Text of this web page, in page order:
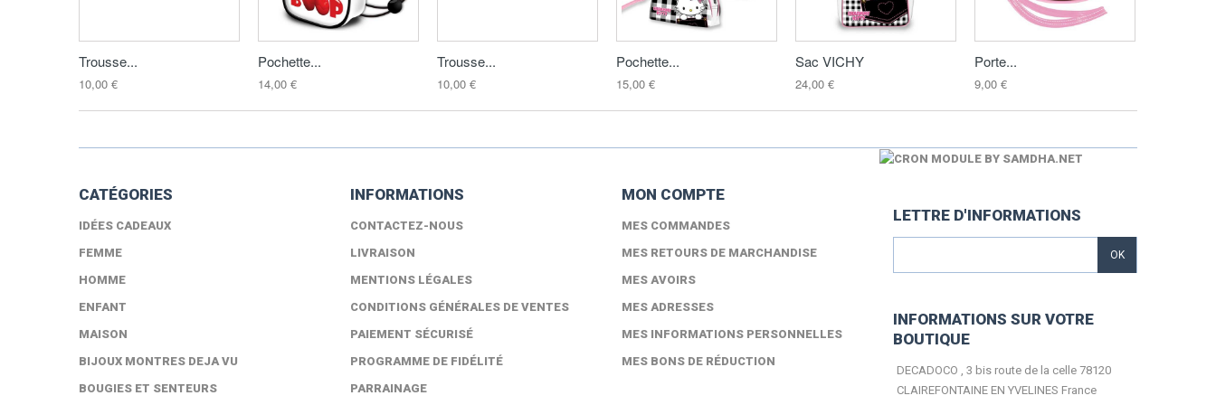
Trousse...
10,00 €
Pochette...
14,00 €
Trousse...
10,00 €
Pochette...
15,00 €
Sac VICHY
24,00 €
Porte...
9,00 €
CATÉGORIES
IDÉES CADEAUX
FEMME
HOMME
ENFANT
MAISON
BIJOUX MONTRES DEJA VU
BOUGIES ET SENTEURS
INFORMATIONS
CONTACTEZ-NOUS
LIVRAISON
MENTIONS LÉGALES
CONDITIONS GÉNÉRALES DE VENTES
PAIEMENT SÉCURISÉ
PROGRAMME DE FIDÉLITÉ
PARRAINAGE
MON COMPTE
MES COMMANDES
MES RETOURS DE MARCHANDISE
MES AVOIRS
MES ADRESSES
MES INFORMATIONS PERSONNELLES
MES BONS DE RÉDUCTION
LETTRE D'INFORMATIONS
OK
INFORMATIONS SUR VOTRE
BOUTIQUE
DECADOCO , 3 bis route de la celle 78120
CLAIREFONTAINE EN YVELINES France